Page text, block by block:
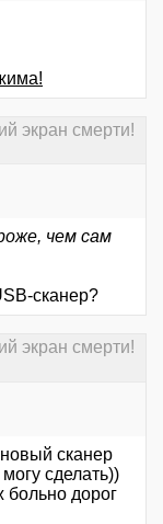
экран смерти!
чем сам
сканер?
экран смерти!
сканер
сделать))
больно дорог